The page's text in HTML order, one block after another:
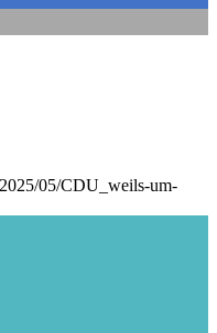
05/CDU_weils-um-